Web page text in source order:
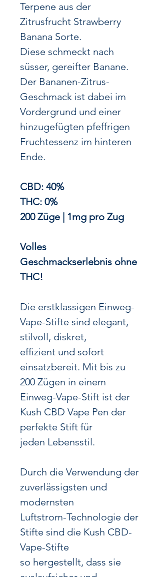
Terpene aus der
Zitrusfrucht Strawberry
Banana Sorte.
Diese schmeckt nach
süsser, gereifter Banane.
Der Bananen-Zitrus-
Geschmack ist dabei im
Vordergrund und einer
hinzugefügten pfeffrigen
Fruchtessenz im hinteren
Ende.
CBD: 40%
THC: 0%
200 Züge | 1mg pro Zug
Volles
Geschmackserlebnis ohne
THC!
Die erstklassigen Einweg-
Vape-Stifte sind elegant,
stilvoll, diskret,
effizient und sofort
einsatzbereit. Mit bis zu
200 Zügen in einem
Einweg-Vape-Stift ist der
Kush CBD Vape Pen der
perfekte Stift für
jeden Lebensstil.
Durch die Verwendung der
zuverlässigsten und
modernsten
Luftstrom-Technologie der
Stifte sind die Kush CBD-
Vape-Stifte
so hergestellt, dass sie